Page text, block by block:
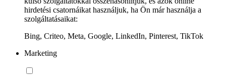
hirdetési csatornáikat használjuk, ha Ön már használja a
szolgáltatásaikat:
Bing, Criteo, Meta, Google, LinkedIn, Pinterest, TikTok
Marketing